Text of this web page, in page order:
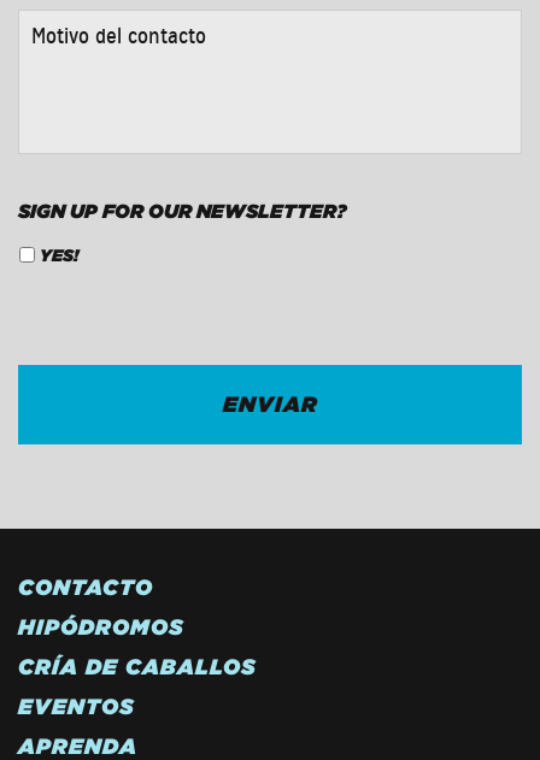
DEL
SIGN UP FOR OUR NEWSLETTER?
YES!
CONTACTO
HIPÓDROMOS
CRÍA DE CABALLOS
EVENTOS
APRENDA